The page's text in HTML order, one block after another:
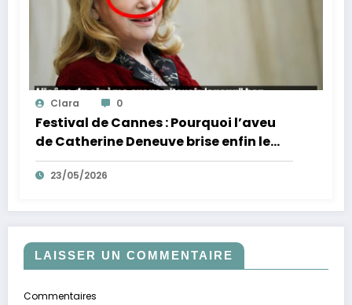
Clara 0
Festival de Cannes : Pourquoi l’aveu
de Catherine Deneuve brise enfin le
mythe de la Croisette
23/05/2026
LAISSER UN COMMENTAIRE
Commentaires